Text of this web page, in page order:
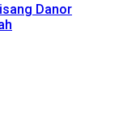
Danor